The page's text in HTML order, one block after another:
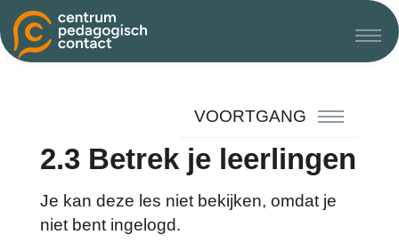
VOORTGANG
2.3 Betrek je leerlingen
Je kan deze les niet bekijken, omdat je
niet bent ingelogd.